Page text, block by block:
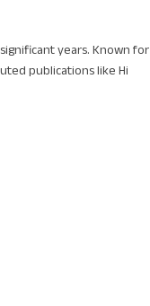
years. Known for
publications like Hi